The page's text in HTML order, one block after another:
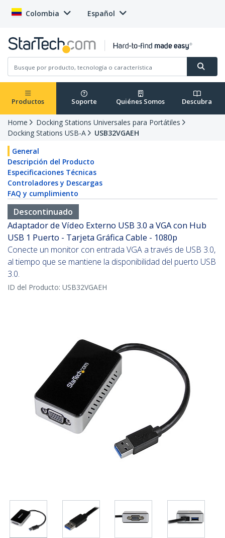
Colombia Español
Productos Soporte Quiénes Somos Descubra
Home
Docking Stations Universales para Portátiles
Docking Stations USB-A
USB32VGAEH
General
Descripción del Producto
Especificaciones Técnicas
Controladores y Descargas
FAQ y cumplimiento
Descontinuado
Adaptador de Vídeo Externo USB 3.0 a VGA con Hub
USB 1 Puerto - Tarjeta Gráfica Cable - 1080p
Conecte un monitor con entrada VGA a través de USB 3.0,
al tiempo que se mantiene la disponibilidad del puerto USB
3.0.
ID del Producto: USB32VGAEH